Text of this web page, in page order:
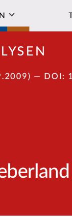
— DOI: